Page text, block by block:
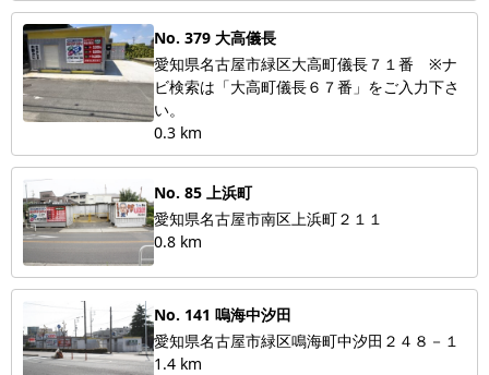
No. 379 大高儀長
愛知県名古屋市緑区大高町儀長７１番 ※ナ
ビ検索は「大高町儀長６７番」をご入力下さ
い。
0.3 km
No. 85 上浜町
愛知県名古屋市南区上浜町２１１
0.8 km
No. 141 嗚海中汐田
愛知県名古屋市緑区鳴海町中汐田２４８－１
1.4 km